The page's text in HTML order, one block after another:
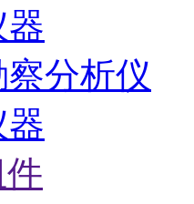
分析仪
器